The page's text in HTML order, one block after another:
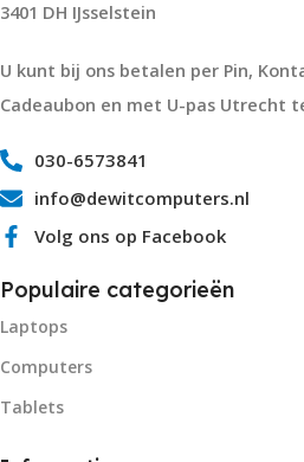
3401 DH IJsselstein
U kunt bij ons betalen per Pin,
Cadeaubon en met U-pas Utrecht
030-6573841
info@dewitcomputers.nl
Volg ons op Facebook
Populaire categorieën
Laptops
Computers
Tablets